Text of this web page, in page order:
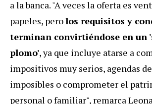
a la banca. "A veces la oferta es
papeles, perolos requisitos y
terminan convirtiéndose en un
plomo', ya que incluye atarse a
impositivos muy serios, agendas
imposibles o comprometer el
personal o familiar", remarca